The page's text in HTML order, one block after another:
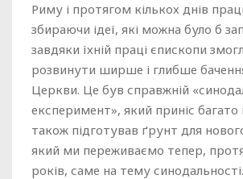
Риму і протягом кількох днів
збираючи ідеї, які можна було б
завдяки їхній праці єпископи
розвинути ширше і глибше
Церкви. Це був справжній
експеримент», який приніс багато
також підготував ґрунт для
який ми переживаємо тепер,
років, саме на тему